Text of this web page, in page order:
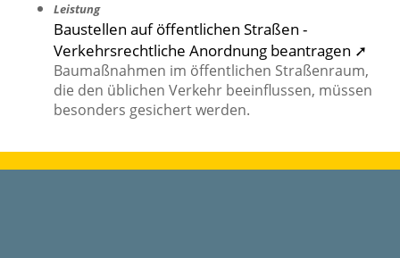
Leistung
Baustellen auf öffentlichen Straßen -
Verkehrsrechtliche Anordnung beantragen ➚
Baumaßnahmen im öffentlichen Straßenraum,
die den üblichen Verkehr beeinflussen, müssen
besonders gesichert werden.